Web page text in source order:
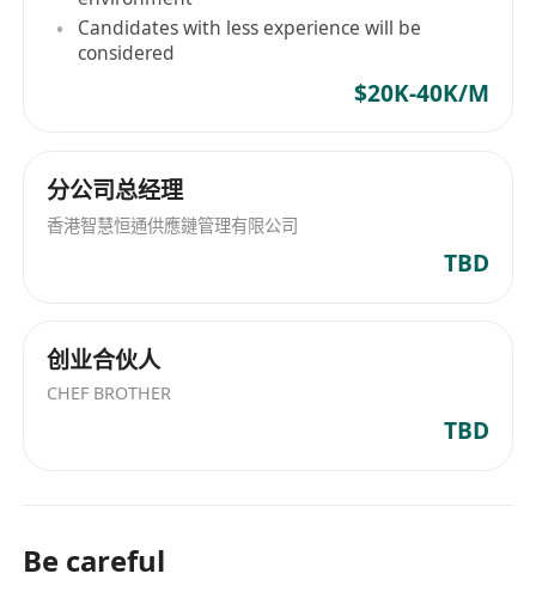
Candidates with less experience will be
considered
$20K-40K/M
分公司总经理
香港智慧恒通供應鏈管理有限公司
TBD
创业合伙人
CHEF BROTHER
TBD
Be careful